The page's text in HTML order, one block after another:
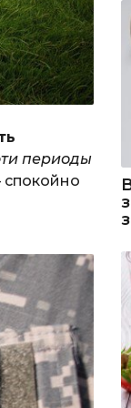
периоды
спокойно